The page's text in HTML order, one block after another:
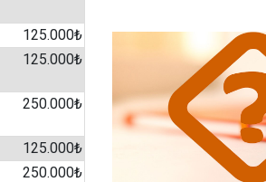
125.000₺
125.000₺
250.000₺
125.000₺
250.000₺